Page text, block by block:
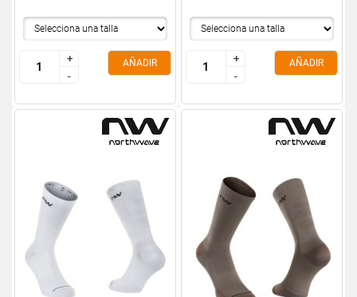
+
-
+
-
AÑADIR
+
-
+
-
AÑADIR